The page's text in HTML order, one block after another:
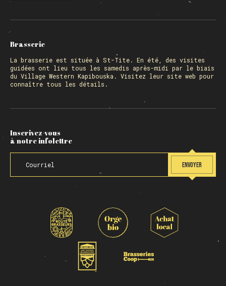
Brasserie
La brasserie est située à St-Tite. En été, des visites
guidées ont lieu tous les samedis après-midi par le biais
du Village Western Kapibouska. Visitez leur site web pour
connaître tous les détails.
Inscrivez-vous
à notre infolettre
ENVOYER